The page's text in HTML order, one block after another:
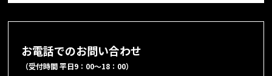
お電話でのお問い合わせ
（受付時間 平日9：00～18：00）